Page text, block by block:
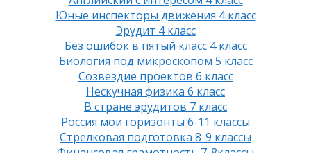
Юные инспекторы движения 4 класс
Эрудит 4 класс
Без ошибок в пятый класс 4 класс
Биология под микроскопом 5 класс
Созвездие проектов 6 класс
Нескучная физика 6 класс
В стране эрудитов 7 класс
Россия мои горизонты 6-11 классы
Стрелковая подготовка 8-9 классы